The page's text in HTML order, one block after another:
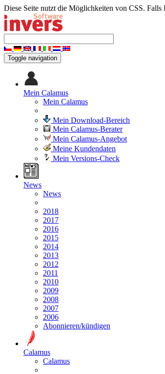
Diese Seite nutzt die Möglichkeiten von CSS.
Toggle navigation
Mein Calamus
Mein Calamus
Mein Download-Bereich
Mein Calamus-Berater
Mein Calamus-Angebot
Meine Kundendaten
Mein Versions-Check
News
News
2018
2017
2016
2015
2014
2013
2012
2011
2010
2009
2008
2007
2006
Abonnieren/kündigen
Calamus
Calamus